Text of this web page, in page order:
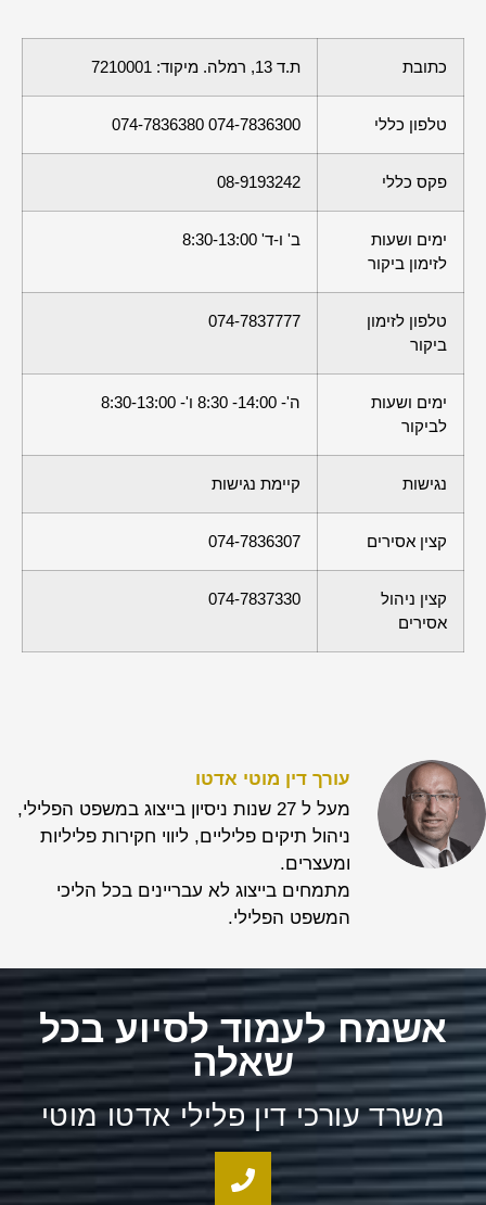
כתובת ת.ד 13, רמלה. מיקוד: 7210001
טלפון כללי 074-7836300 074-7836380
פקס כללי 08-9193242
ימים ושעות
לזימון ביקור
ב' ו-ד' 8:30-13:00
טלפון לזימון
ביקור
074-7837777
ימים ושעות
לביקור
ה'- 14:00- 8:30 ו'- 8:30-13:00
נגישות קיימת נגישות
קצין אסירים 074-7836307
קצין ניהול
אסירים
074-7837330
עורך דין מוטי אדטו
מעל ל 27 שנות ניסיון בייצוג במשפט הפלילי,
ניהול תיקים פליליים, ליווי חקירות פליליות
ומעצרים.
מתמחים בייצוג לא עבריינים בכל הליכי
המשפט הפלילי.
אשמח לעמוד לסיוע בכל
שאלה
משרד עורכי דין פלילי אדטו מוטי